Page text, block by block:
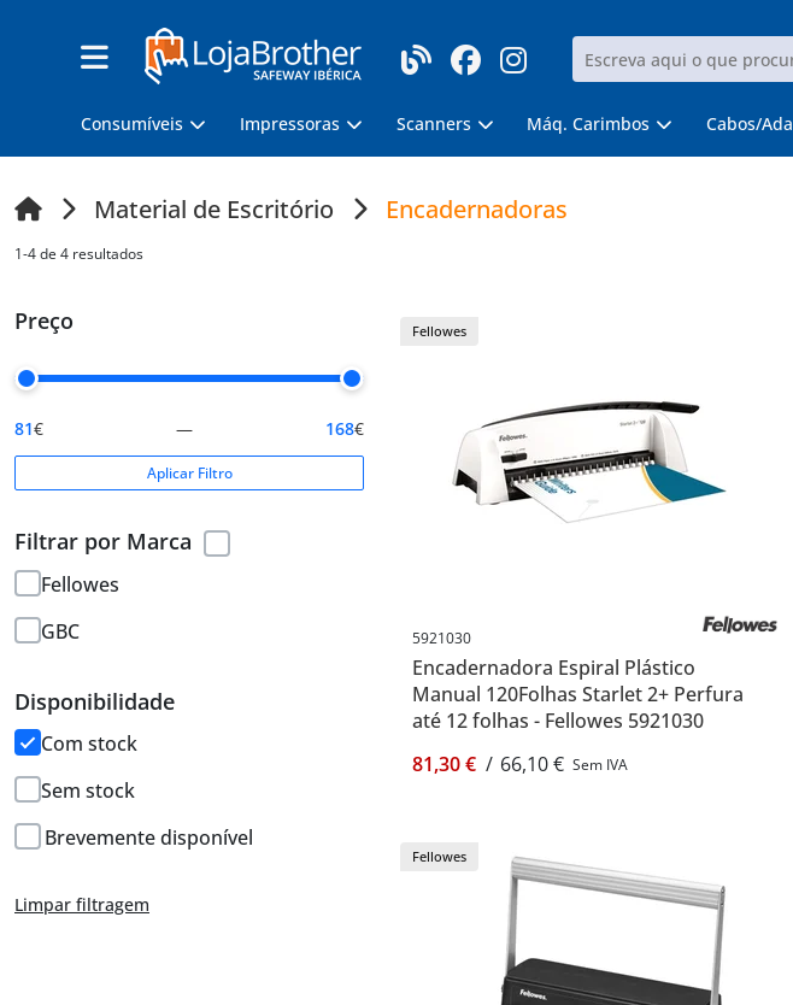
Consumíveis Impressoras Scanners Máq. Carimbos Cabos/
Material de Escritório Encadernadoras
1-4 de 4 resultados
Preço
81€ — 168€
Aplicar Filtro
Filtrar por Marca
Fellowes
GBC
Disponibilidade
Com stock
Sem stock
Brevemente disponível
Limpar filtragem
Fellowes
5921030
Encadernadora Espiral Plástico
Manual 120Folhas Starlet 2+ Perfura
até 12 folhas - Fellowes 5921030
81,30 € / 66,10 € Sem IVA
Fellowes